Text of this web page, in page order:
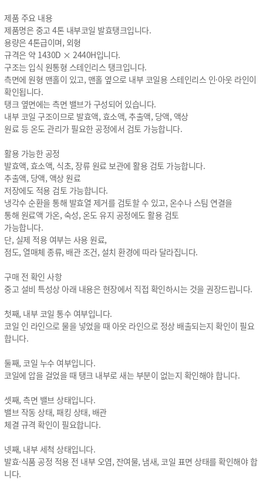
제품 주요 내용
제품명은 중고 4톤 내부코일 발효탱크입니다.
용량은 4톤급이며, 외형
규격은 약 1430D × 2440H입니다.
구조는 입식 원통형 스테인리스 탱크입니다.
측면에 원형 맨홀이 있고, 맨홀 옆으로 내부 코일용 스테인리스 인·아웃 라인이
확인됩니다.
탱크 옆면에는 측면 밸브가 구성되어 있습니다.
내부 코일 구조이므로 발효액, 효소액, 추출액, 당액, 액상
원료 등 온도 관리가 필요한 공정에서 검토 가능합니다.
활용 가능한 공정
발효액, 효소액, 식초, 장류 원료 보관에 활용 검토 가능합니다.
추출액, 당액, 액상 원료
저장에도 적용 검토 가능합니다.
냉각수 순환을 통해 발효열 제거를 검토할 수 있고, 온수나 스팀 연결을
통해 원료액 가온, 숙성, 온도 유지 공정에도 활용 검토
가능합니다.
단, 실제 적용 여부는 사용 원료,
점도, 열매체 종류, 배관 조건, 설치 환경에 따라 달라집니다.
구매 전 확인 사항
중고 설비 특성상 아래 내용은 현장에서 직접 확인하시는 것을 권장드립니다.
첫째, 내부 코일 통수 여부입니다.
코일 인 라인으로 물을 넣었을 때 아웃 라인으로 정상 배출되는지 확인이 필요
합니다.
둘째, 코일 누수 여부입니다.
코일에 압을 걸었을 때 탱크 내부로 새는 부분이 없는지 확인해야 합니다.
셋째, 측면 밸브 상태입니다.
밸브 작동 상태, 패킹 상태, 배관
체결 규격 확인이 필요합니다.
넷째, 내부 세척 상태입니다.
발효·식품 공정 적용 전 내부 오염, 잔여물, 냄새, 코일 표면 상태를 확인해야 합
니다.